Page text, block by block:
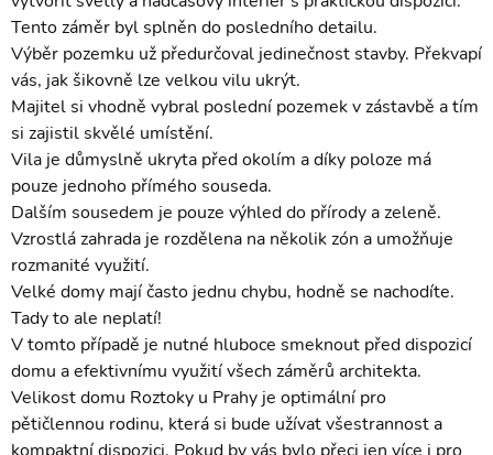
Tento záměr byl splněn do posledního detailu.
Výběr pozemku už předurčoval jedinečnost stavby. Překvapí
vás, jak šikovně lze velkou vilu ukrýt.
Majitel si vhodně vybral poslední pozemek v zástavbě a tím
si zajistil skvělé umístění.
Vila je důmyslně ukryta před okolím a díky poloze má
pouze jednoho přímého souseda.
Dalším sousedem je pouze výhled do přírody a zeleně.
Vzrostlá zahrada je rozdělena na několik zón a umožňuje
rozmanité využití.
Velké domy mají často jednu chybu, hodně se nachodíte.
Tady to ale neplatí!
V tomto případě je nutné hluboce smeknout před dispozicí
domu a efektivnímu využití všech záměrů architekta.
Velikost domu Roztoky u Prahy je optimální pro
pětičlennou rodinu, která si bude užívat všestrannost a
kompaktní dispozici. Pokud by vás bylo přeci jen více i pro